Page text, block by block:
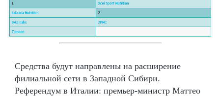
Средства будут направлены на расширение
филиальной сети в Западной Сибири.
Референдум в Италии: премьер-министр Маттео